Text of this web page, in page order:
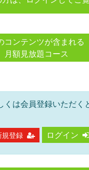
コンテンツが含まれる
月額見放題コース
くは会員登録いただく
規登録 ログイン